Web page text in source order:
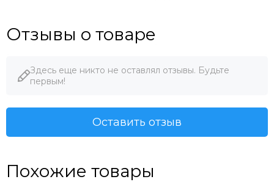
Отзывы о товаре
Здесь еще никто не оставлял отзывы. Будьте
первым!
Оставить отзыв
Похожие товары